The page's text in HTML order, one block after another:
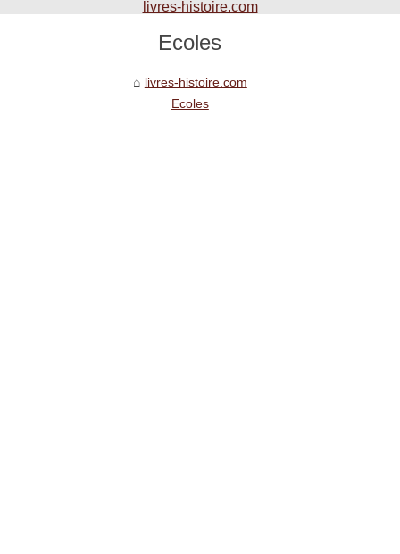
Ecoles
livres-histoire.com
Ecoles
livres-histoire.com